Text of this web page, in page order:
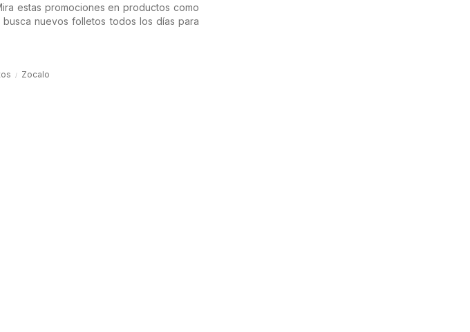
estas promociones en productos como
busca nuevos folletos todos los días para
Zocalo